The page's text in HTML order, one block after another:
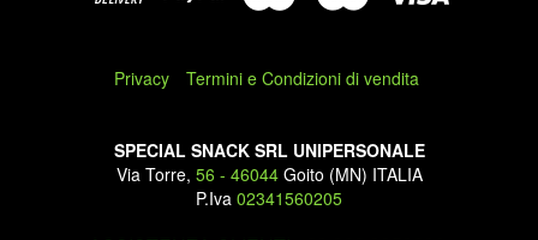
Privacy Termini e Condizioni di vendita
SPECIAL SNACK SRL UNIPERSONALE
Via Torre, 56 - 46044Goito (MN) ITALIA
P.Iva 02341560205